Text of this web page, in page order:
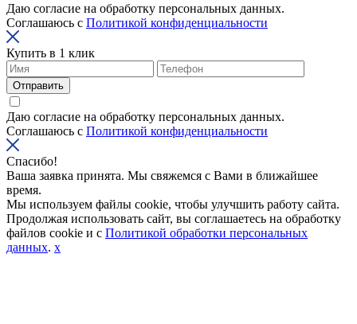
Даю согласие на обработку персональных данных.
Соглашаюсь с Политикой конфиденциальности
Купить в 1 клик
Отправить
Даю согласие на обработку персональных данных.
Соглашаюсь с Политикой конфиденциальности
Спасибо!
Ваша заявка принята. Мы свяжемся с Вами в ближайшее
время.
Мы используем файлы cookie, чтобы улучшить работу сайта.
Продолжая использовать сайт, вы соглашаетесь на обработку
файлов cookie и с Политикой обработки персональных
данных. x